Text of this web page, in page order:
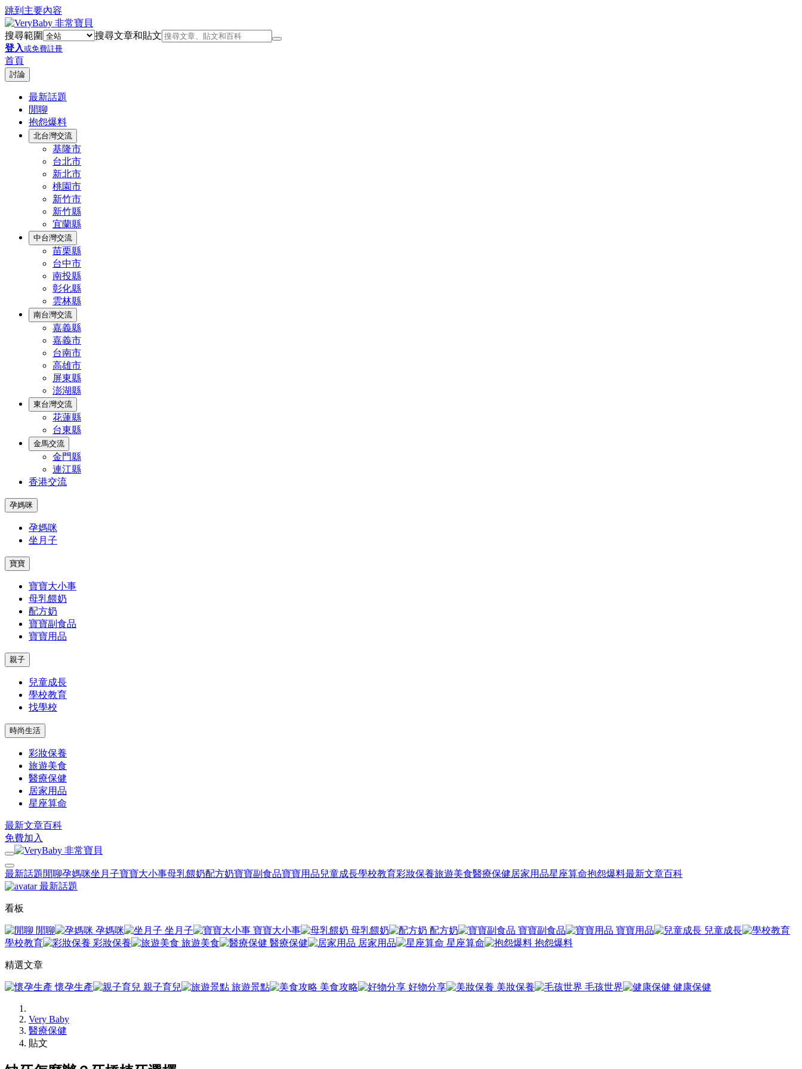
跳到主要內容
搜尋範圍
搜尋文章和貼文
登入或免費註冊
首頁
討論
最新話題
閒聊
抱怨爆料
北台灣交流
基隆市
台北市
新北市
桃園市
新竹市
新竹縣
宜蘭縣
中台灣交流
苗栗縣
台中市
南投縣
彰化縣
雲林縣
南台灣交流
嘉義縣
嘉義市
台南市
高雄市
屏東縣
澎湖縣
東台灣交流
花蓮縣
台東縣
金馬交流
金門縣
連江縣
香港交流
孕媽咪
孕媽咪
坐月子
寶寶
寶寶大小事
母乳餵奶
配方奶
寶寶副食品
寶寶用品
親子
兒童成長
學校教育
找學校
時尚生活
彩妝保養
旅遊美食
醫療保健
居家用品
星座算命
最新文章百科
免費加入
最新話題 閒聊孕媽咪坐月子寶寶大小事母乳餵奶配方奶寶寶副食品寶寶用品兒童成長學校教育彩妝保養旅遊美食醫療保健居家用品星座算命抱怨爆料最新文章百科
最新話題
看板
閒聊 孕媽咪 坐月子 寶寶大小事 母乳餵奶 配方奶 寶寶副食品 寶寶用品
兒童成長
學校教育
彩妝保養 旅遊美食 醫療保健 居家用品 星座算命 抱怨爆料
精選文章
懷孕生產 親子育兒 旅遊景點 美食攻略 好物分享 美妝保養 毛孩世界 健康保健
Very Baby
醫療保健
貼文